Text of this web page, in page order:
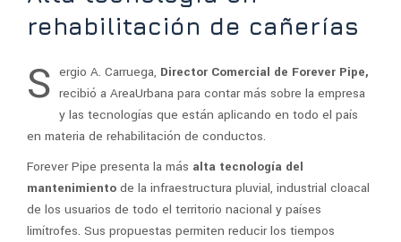
rehabilitación de cañerías
S ergio A. Carruega, Director Comercial de Forever Pipe,
recibió a AreaUrbana para contar más sobre la empresa
y las tecnologías que están aplicando en todo el país
en materia de rehabilitación de conductos.
Forever Pipe presenta la más alta tecnología del
mantenimiento de la infraestructura pluvial, industrial cloacal
de los usuarios de todo el territorio nacional y países
limítrofes. Sus propuestas permiten reducir los tiempos